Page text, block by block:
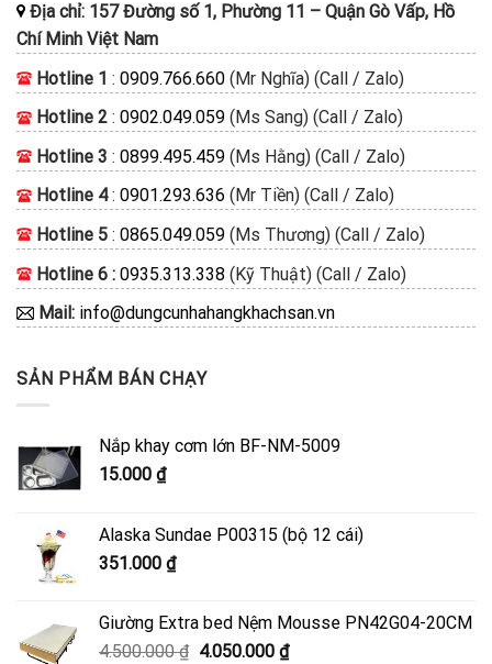
Địa chỉ: 157 Đường số 1, Phường 11 – Quận Gò Vấp, Hồ
Chí Minh Việt Nam
Hotline 1 : 0909.766.660 (Mr Nghĩa) (Call / Zalo)
Hotline 2 : 0902.049.059 (Ms Sang) (Call / Zalo)
Hotline 3 : 0899.495.459 (Ms Hằng) (Call / Zalo)
Hotline 4: 0901.293.636 (Mr Tiền) (Call / Zalo)
Hotline 5 : 0865.049.059 (Ms Thương) (Call / Zalo)
Hotline 6 : 0935.313.338 (Kỹ Thuật) (Call / Zalo)
Mail: info@dungcunhahangkhachsan.vn
SẢN PHẨM BÁN CHẠY
Nắp khay cơm lớn BF-NM-5009
15.000 ₫
Alaska Sundae P00315 (bộ 12 cái)
351.000 ₫
Giường Extra bed Nệm Mousse PN42G04-20CM
4.500.000₫ Giá
4.050.000 ₫Giá